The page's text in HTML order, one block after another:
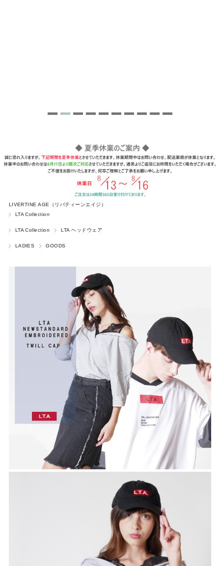
LIVERTINE AGE（リバティーンエイジ）
LTA Collection
LTA Collection LTA ヘッドウェア
LADIES GOODS